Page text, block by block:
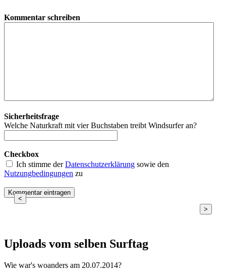
Kommentar schreiben
Sicherheitsfrage
Welche Naturkraft mit vier Buchstaben treibt Windsurfer an?
Checkbox
Ich stimme derDatenschutzerklärung sowie den
Nutzungbedingungen zu
<
>
Uploads vom selben Surftag
Wie war's woanders am 20.07.2014?